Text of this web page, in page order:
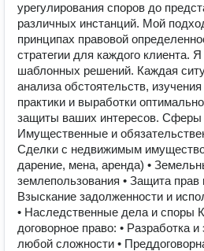
урегулирования споров до
различных инстанций. Мой
принципах правовой
стратегии для каждого клиента.
шаблонных решений. Каждая
анализа обстоятельств,
практики и выработки
защиты ваших интересов. Сферы
Имущественные и
Сделки с недвижимым
дарение, мена, аренда) •
землепользования • Защита прав
Взыскание задолженности и
• Наследственные дела и споры
договорное право: • Разработка и
любой сложности •